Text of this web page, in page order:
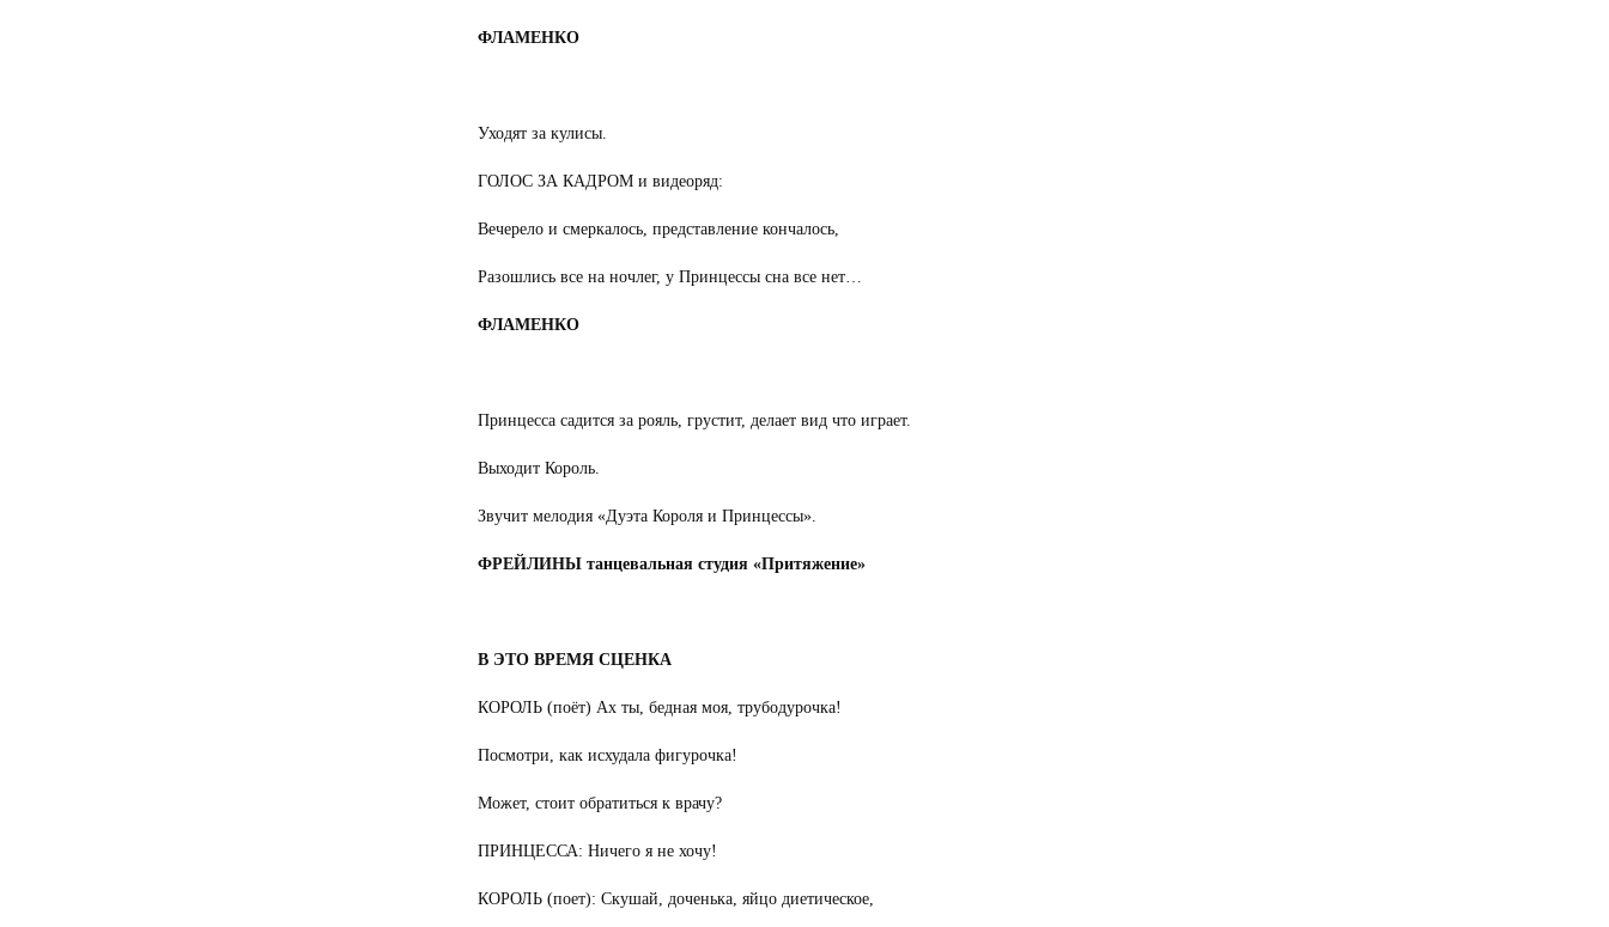
ФЛАМЕНКО
Уходят за кулисы.
ГОЛОС ЗА КАДРОМ и видеоряд:
Вечерело и смеркалось, представление кончалось,
Разошлись все на ночлег, у Принцессы сна все нет…
ФЛАМЕНКО
Принцесса садится за рояль, грустит, делает вид что играет.
Выходит Король.
Звучит мелодия «Дуэта Короля и Принцессы».
ФРЕЙЛИНЫ танцевальная студия «Притяжение»
В ЭТО ВРЕМЯ СЦЕНКА
КОРОЛЬ (поёт) Ах ты, бедная моя, трубодурочка!
Посмотри, как исхудала фигурочка!
Может, стоит обратиться к врачу?
ПРИНЦЕССА: Ничего я не хочу!
КОРОЛЬ (поет): Скушай, доченька, яйцо диетическое,